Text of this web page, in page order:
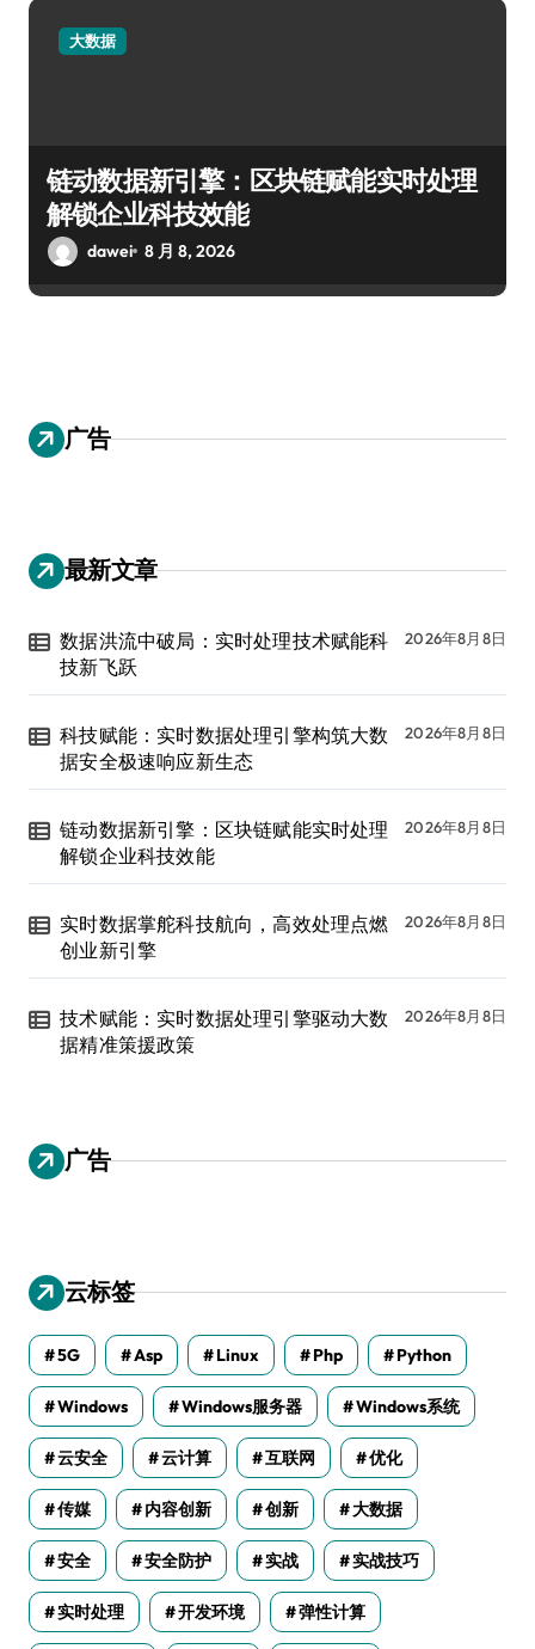
大数据
链动数据新引擎：区块链赋能实时处理
解锁企业科技效能
dawei 8 月 8, 2026
广告
最新文章
数据洪流中破局：实时处理技术赋能科
技新飞跃
2026年8月8日
科技赋能：实时数据处理引擎构筑大数
据安全极速响应新生态
2026年8月8日
链动数据新引擎：区块链赋能实时处理
解锁企业科技效能
2026年8月8日
实时数据掌舵科技航向，高效处理点燃
创业新引擎
2026年8月8日
技术赋能：实时数据处理引擎驱动大数
据精准策援政策
2026年8月8日
广告
云标签
5G Asp Linux Php Python
Windows Windows服务器 Windows系统
云安全 云计算 互联网 优化
传媒 内容创新 创新 大数据
安全 安全防护 实战 实战技巧
实时处理 开发环境 弹性计算